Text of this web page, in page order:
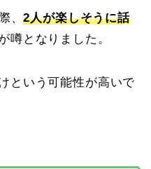
、2人が楽しそうに話
噂となりました。
という可能性が高いで